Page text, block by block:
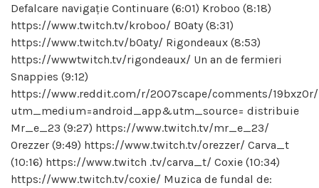
Defalcare navigație Continuare (6:01) Kroboo (8:18)
https://www.twitch.tv/kroboo/ B0aty (8:31)
https://www.twitch.tv/b0aty/ Rigondeaux (8:53)
https://wwwtwitch.tv/rigondeaux/ Un an de fermieri
Snappies (9:12)
https://www.reddit.com/r/2007scape/comments/
utm_medium=android_app&utm_source= distribuie
Mr_e_23 (9:27) https://www.twitch.tv/mr_e_23/
Orezzer (9:49) https://www.twitch.tv/orezzer/ Carva_t
(10:16) https://www.twitch .tv/carva_t/ Coxie (10:34)
https://www.twitch.tv/coxie/ Muzica de fundal de: